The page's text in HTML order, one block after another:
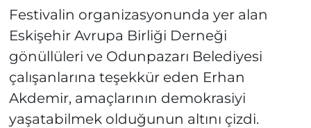
Festivalin organizasyonunda yer alan
Eskişehir Avrupa Birliği Derneği
gönüllüleri ve Odunpazarı Belediyesi
çalışanlarına teşekkür eden Erhan
Akdemir, amaçlarının demokrasiyi
yaşatabilmek olduğunun altını çizdi.